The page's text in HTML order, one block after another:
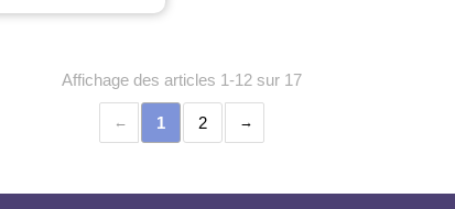
Affichage des articles 1-12 sur 17
1 2